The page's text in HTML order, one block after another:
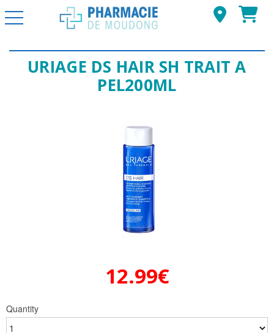
Basculer la navigation
URIAGE DS HAIR SH TRAIT A
PEL200ML
12.99€
Quantity